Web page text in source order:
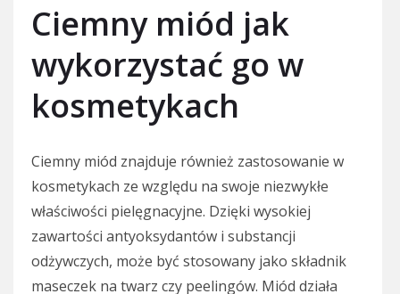
Ciemny miód jak
wykorzystać go w
kosmetykach
Ciemny miód znajduje również zastosowanie w
kosmetykach ze względu na swoje niezwykłe
właściwości pielęgnacyjne. Dzięki wysokiej
zawartości antyoksydantów i substancji
odżywczych, może być stosowany jako składnik
maseczek na twarz czy peelingów. Miód działa